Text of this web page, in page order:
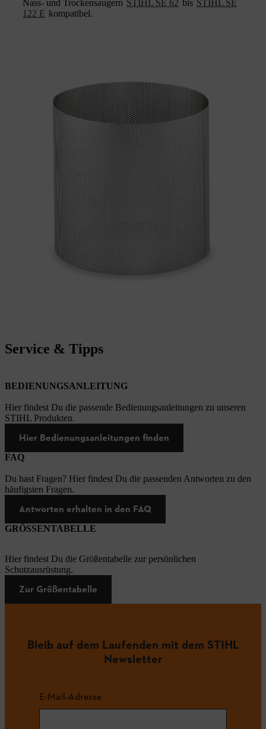
Nass- und Trockensaugern STIHL SE 62 bis STIHL SE
122 E kompatibel.
Service & Tipps
BEDIENUNGSANLEITUNG
Hier findest Du die passende Bedienungsanleitungen zu unseren
STIHL Produkten.
Hier Bedienungsanleitungen finden
FAQ
Du hast Fragen? Hier findest Du die passenden Antworten zu den
häufigsten Fragen.
Antworten erhalten in den FAQ
GRÖSSENTABELLE
Hier findest Du die Größentabelle zur persönlichen
Schutzausrüstung.
Zur Größentabelle
Bleib auf dem Laufenden mit dem STIHL
Newsletter
E-Mail-Adresse